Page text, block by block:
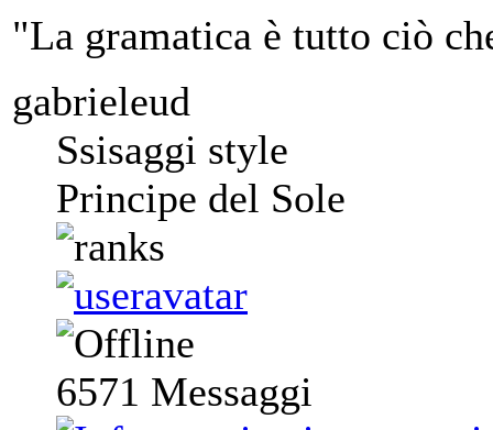
"La gramatica è tutto ciò
gabrieleud
Ssisaggi style
Principe del Sole
6571 Messaggi